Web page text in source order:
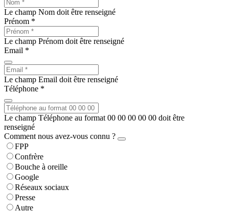
Le champ Nom doit être renseigné
Prénom *
Le champ Prénom doit être renseigné
Email *
Le champ Email doit être renseigné
Téléphone *
Le champ Téléphone au format 00 00 00 00 00 doit être
renseigné
Comment nous avez-vous connu ?
FPP
Confrère
Bouche à oreille
Google
Réseaux sociaux
Presse
Autre